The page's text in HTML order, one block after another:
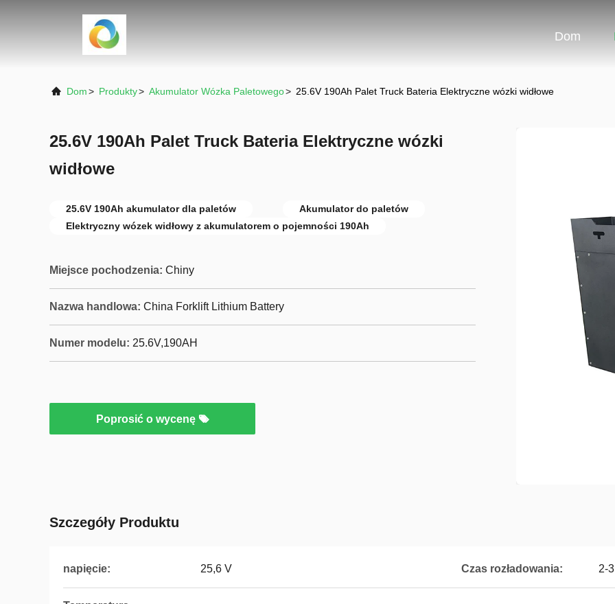
Dom
Dom> Produkty> Akumulator Wózka Paletowego> 25.6V 190Ah Palet Truck Bateria Elektryczne wózki widłowe
25.6V 190Ah Palet Truck Bateria Elektryczne wózki
widłowe
25.6V 190Ah akumulator dla paletów
Akumulator do paletów
Elektryczny wózek widłowy z akumulatorem o pojemności 190Ah
Miejsce pochodzenia: Chiny
Nazwa handlowa: China Forklift Lithium Battery
Numer modelu: 25.6V,190AH
Poprosić o wycenę
Szczegóły Produktu
napięcie: 25,6 V Czas rozładowania: 2-